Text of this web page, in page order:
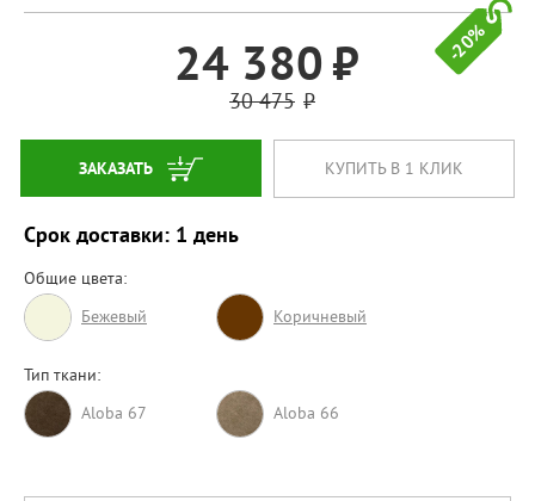
-20%
24 380
30 475
ЗАКАЗАТЬ КУПИТЬ В 1 КЛИК
Срок доставки: 1 день
Общие цвета:
Бежевый
Коричневый
Тип ткани:
Aloba 67
Aloba 66